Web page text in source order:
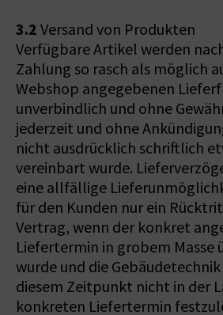
3.2 Versand von Produkten
Verfügbare Artikel werden
Zahlung so rasch als möglich
Webshop angegebenen
unverbindlich und ohne
jederzeit und ohne
nicht ausdrücklich schriftlich
vereinbart wurde.
eine allfällige
für den Kunden nur ein
Vertrag, wenn der konkret
Liefertermin in grobem Masse
wurde und die Gebäudetechnik
diesem Zeitpunkt nicht in der
konkreten Liefertermin